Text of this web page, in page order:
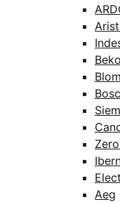
Beko
Aeg